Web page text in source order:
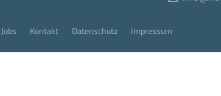
Jobs Kontakt Datenschutz Impressum